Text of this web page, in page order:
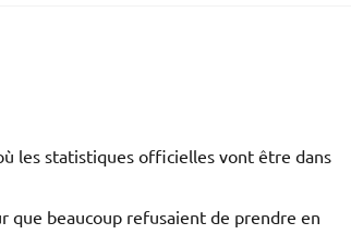
les statistiques officielles vont être dans
que beaucoup refusaient de prendre en